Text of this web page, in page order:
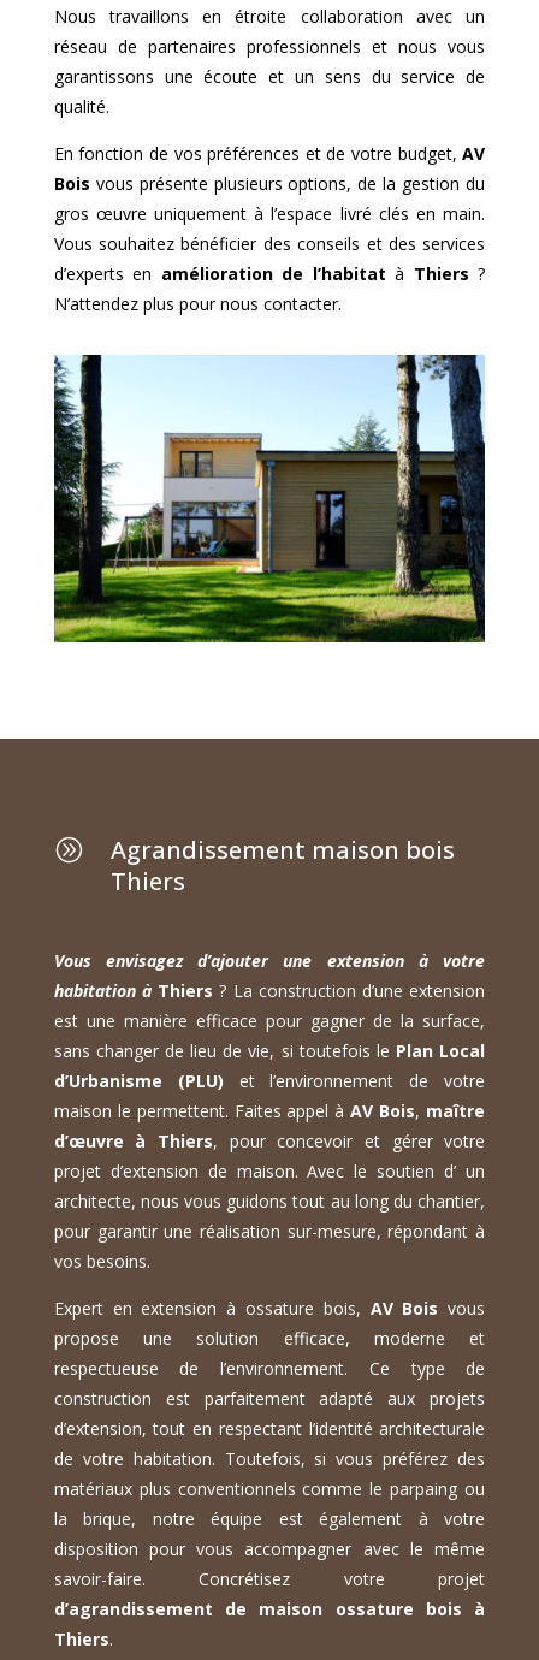
Nous travaillons en étroite collaboration avec un
réseau de partenaires professionnels et nous vous
garantissons une écoute et un sens du service de
qualité.
En fonction de vos préférences et de votre budget,AV
Bois vous présente plusieurs options, de la gestion du
gros œuvre uniquement à l’espace livré clés en main.
Vous souhaitez bénéficier des conseils et des services
d’experts en amélioration de l’habitat à Thiers ?
N’attendez plus pour nous contacter.
A
Agrandissement maison bois
Thiers
Vous envisagez d’ajouter une extension à votre
habitation à Thiers ? La construction d’une extension
est une manière efficace pour gagner de la surface,
sans changer de lieu de vie, si toutefois le Plan Local
d’Urbanisme (PLU) et l’environnement de votre
maison le permettent. Faites appel àAV Bois, maître
d’œuvre à Thiers, pour concevoir et gérer votre
projet d’extension de maison. Avec le soutien d’ un
architecte, nous vous guidons tout au long du chantier,
pour garantir une réalisation sur-mesure, répondant à
vos besoins.
Expert en extension à ossature bois, AV Bois vous
propose une solution efficace, moderne et
respectueuse de l’environnement. Ce type de
construction est parfaitement adapté aux projets
d’extension, tout en respectant l’identité architecturale
de votre habitation. Toutefois, si vous préférez des
matériaux plus conventionnels comme le parpaing ou
la brique, notre équipe est également à votre
disposition pour vous accompagner avec le même
savoir-faire. Concrétisez votre projet
d’agrandissement de maison ossature bois à
Thiers.